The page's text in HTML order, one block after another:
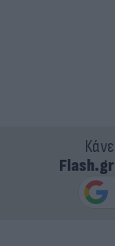
Flash.gr